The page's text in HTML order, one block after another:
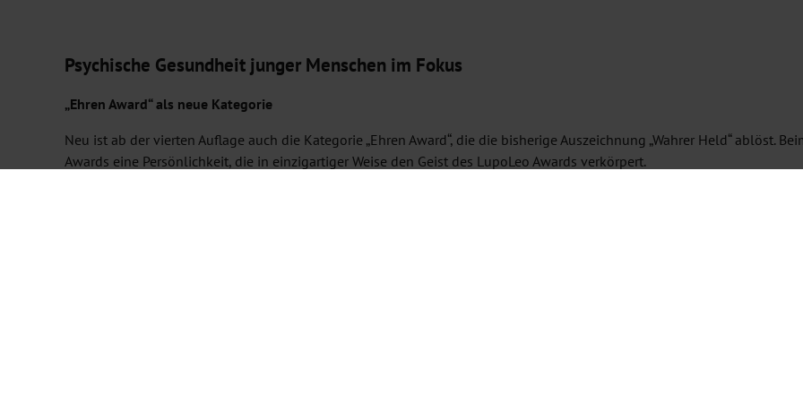
Psychische Gesundheit junger Menschen im Fokus
„Ehren Award“ als neue Kategorie
Neu ist ab der vierten Auflage auch die Kategorie „Ehren Award“, die die bisherige Auszeichnung „Wahrer Held“ ablöst.
Awards eine Persönlichkeit, die in einzigartiger Weise den Geist des LupoLeo Awards verkörpert.